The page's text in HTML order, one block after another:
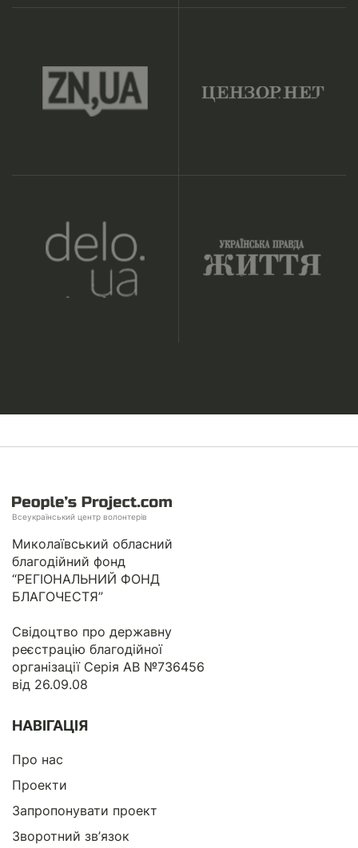
Всеукраїнський центр волонтерів
Миколаївський обласний
благодійний фонд
“РЕГІОНАЛЬНИЙ ФОНД
БЛАГОЧЕСТЯ”
Свідоцтво про державну
реєстрацію благодійної
організації Серія АВ №736456
від 26.09.08
НАВІГАЦІЯ
Про нас
Проекти
Запропонувати проект
Зворотний зв’язок